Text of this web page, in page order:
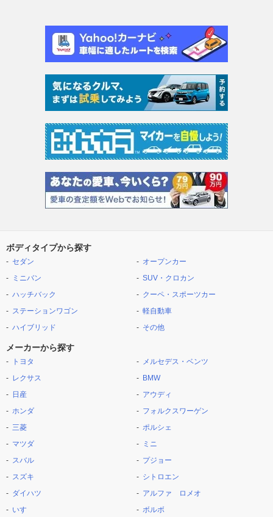
ボディタイプから探す
セダン
ミニバン
ハッチバック
ステーションワゴン
ハイブリッド
オープンカー
SUV・クロカン
クーペ・スポーツカー
軽自動車
その他
メーカーから探す
トヨタ
レクサス
日産
ホンダ
三菱
マツダ
スバル
スズキ
ダイハツ
いすゞ
メルセデス・ベンツ
BMW
アウディ
フォルクスワーゲン
ポルシェ
ミニ
プジョー
シトロエン
アルファ ロメオ
ボルボ